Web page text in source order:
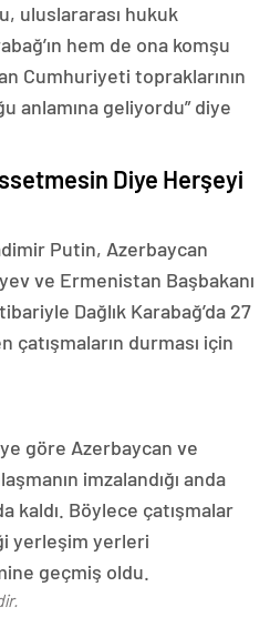
uluslararası hukuk
hem de ona komşu
Cumhuriyeti topraklarının
anlamına geliyordu” diye
Diye Herşeyi
Putin, Azerbaycan
ve Ermenistan Başbakanı
Dağlık Karabağ’da 27
çatışmaların durması için
göre Azerbaycan ve
imzalandığı anda
kaldı. Böylece çatışmalar
yerleşim yerleri
geçmiş oldu.